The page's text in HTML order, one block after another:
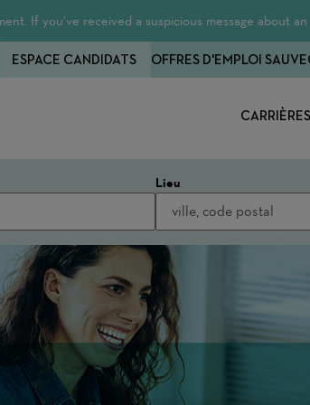
If you’ve received a suspicious message
CARRIÈRES
ESPACE CANDIDATS OFFRES D'EMPLOI
Lieu